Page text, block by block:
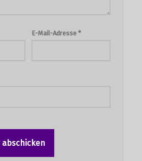
E-Mail-Adresse*